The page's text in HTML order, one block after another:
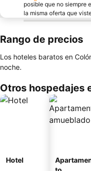
posible que no siempre
la misma oferta que
Rango de precios
Los hoteles baratos en
noche.
Otros hospedajes
Hotel